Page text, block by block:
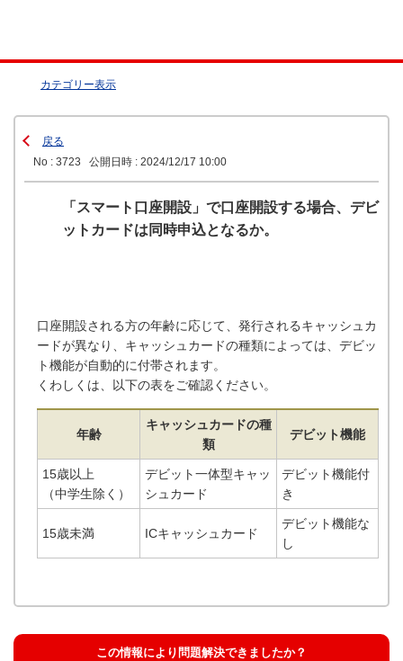
カテゴリー表示
戻る
No : 3723
公開日時 : 2024/12/17 10:00
「スマート口座開設」で口座開設する場合、デビ
ットカードは同時申込となるか。
口座開設される方の年齢に応じて、発行されるキャッシュカ
ードが異なり、キャッシュカードの種類によっては、デビッ
ト機能が自動的に付帯されます。
くわしくは、以下の表をご確認ください。
年齢
キャッシュカードの種
類
デビット機能
15歳以上
（中学生除く）
デビット一体型キャッ
シュカード
デビット機能付
き
15歳未満 ICキャッシュカード
デビット機能な
し
この情報により問題解決できましたか？